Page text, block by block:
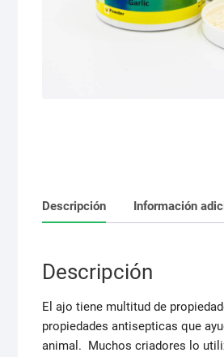
Descripción Información
Descripción
El ajo tiene multitud de
propiedades antisepticas que
animal. Muchos criadores lo